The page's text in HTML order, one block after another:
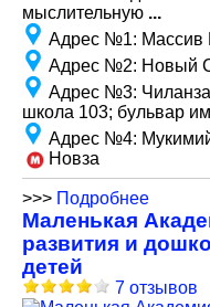
мыслительную ...
Адрес №1: Массив
Адрес №2: Новый
Адрес №3:
школа 103; бульвар
Адрес №4:
Новза
>>> Подробнее
Маленькая
развития и
детей
7 отзывов